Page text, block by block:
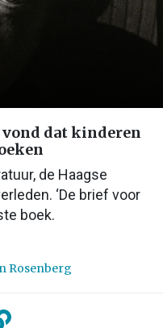
vond dat kinderen
de Haagse
‘De brief voor
boek.
Rosenberg